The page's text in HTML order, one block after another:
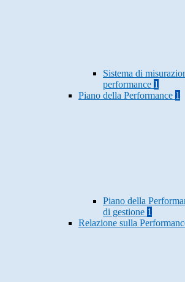
Sistema di
performance 1
Piano della Performance 1
Piano della
di gestione 1
Relazione sulla